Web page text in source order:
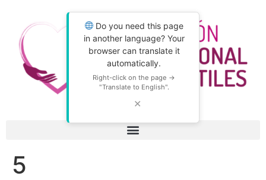
Do you need this page
in another language? Your
browser can translate it
automatically.
Right-click on the page →
"Translate to English".
✕
5